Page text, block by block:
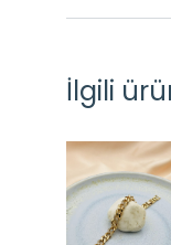
İlgili